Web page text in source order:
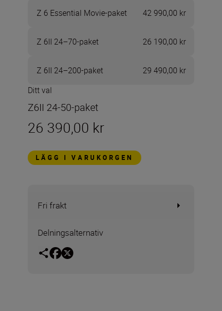
Z 6 Essential Movie-paket 42 990,00 kr
Z 6II 24–70-paket 26 190,00 kr
Z 6II 24–200-paket
29 490,00 kr
Ditt val
Z6II 24-50-paket
26 390,00 kr
LÄGG I VARUKORGEN
Fri frakt
Delningsalternativ